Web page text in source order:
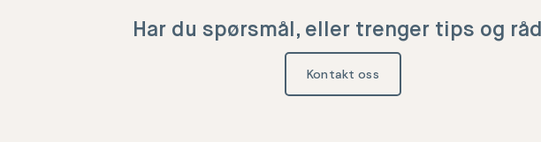
Har du spørsmål, eller trenger tips og
Kontakt oss